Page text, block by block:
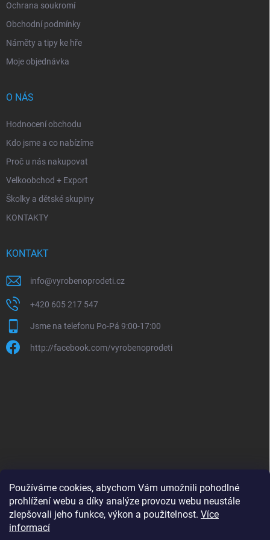
Používáme cookies, abychom Vám umožnili pohodlné
prohlížení webu a díky analýze provozu webu neustále
zlepšovali jeho funkce, výkon a použitelnost. Více
informací
Ochrana soukromí
Obchodní podmínky
Náměty a tipy ke hře
Moje objednávka
O NÁS
Hodnocení obchodu
Kdo jsme a co nabízíme
Proč u nás nakupovat
Velkoobchod + Export
Školky a dětské skupiny
KONTAKTY
KONTAKT
info@vyrobenoprodeti.cz
+420 605 217 547
Jsme na telefonu Po-Pá 9:00-17:00
http://facebook.com/vyrobenoprodeti
B2B shop pro obchodníky - www.krokido.cz